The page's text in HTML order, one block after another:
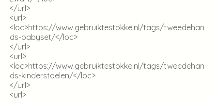
</url>
<url>
<loc>https://www.gebruiktestokke.nl/tags/tweedehan
ds-babyset/</loc>
</url>
<url>
<loc>https://www.gebruiktestokke.nl/tags/tweedehan
ds-kinderstoelen/</loc>
</url>
<url>